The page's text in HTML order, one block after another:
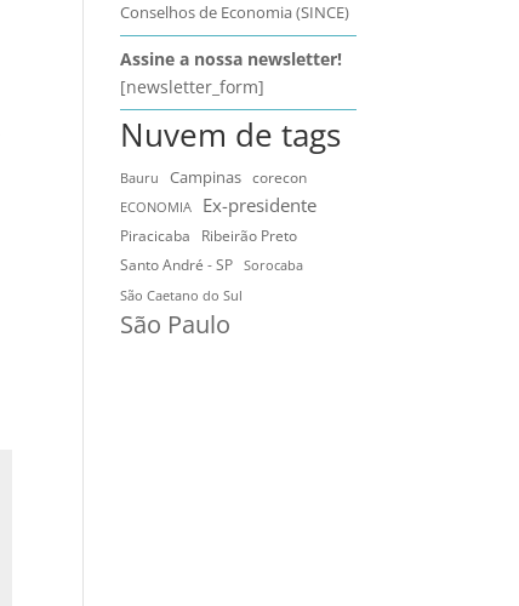
Conselhos de Economia (SINCE)
Assine a nossa newsletter!
[newsletter_form]
Nuvem de tags
Bauru Campinas
corecon
ECONOMIA
Ex-presidente
Piracicaba
Ribeirão Preto
Santo André - SP
Sorocaba
São Caetano do Sul
São Paulo